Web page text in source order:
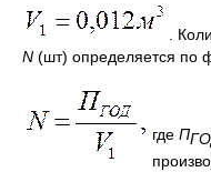
.
N (шт) определяется по
где П